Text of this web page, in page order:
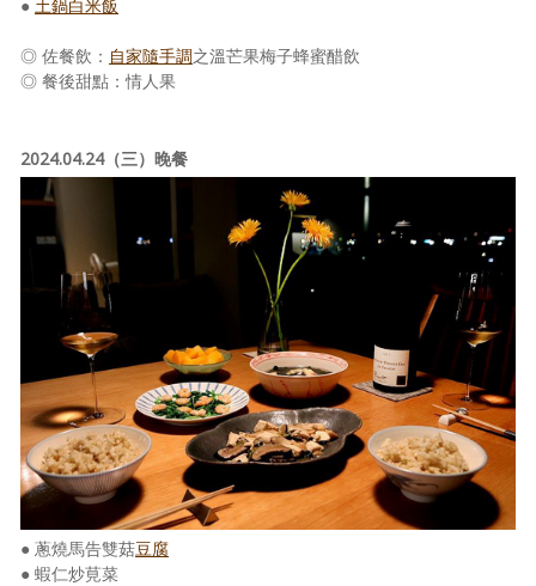
● 土鍋白米飯
◎ 佐餐飲： 自家隨手調之溫芒果梅子蜂蜜醋飲
◎ 餐後甜點：情人果
2024.04.24（三）晚餐
● 蔥燒馬告雙菇豆腐
● 蝦仁炒莧菜